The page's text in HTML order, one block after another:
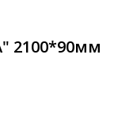
2100*90мм